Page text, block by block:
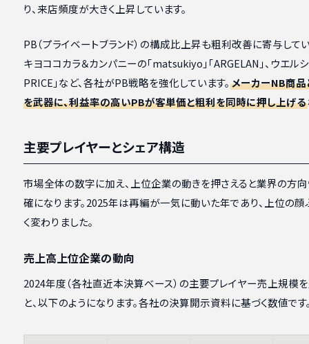
り、来店頻度が大きく上昇しています。
PB（プライベートブランド）の構成比上昇も粗利改善に寄与して
キヨココカラ＆カンパニーの「matsukiyo」「ARGELAN」、ウエル
PRICE」など、各社がPB戦略を強化しています。 メーカーNB商
を武器に、利益率の高いPBが客単価と粗利を同時に押し上げる
主要プレイヤーとシェア構造
市場全体の数字に加え、上位企業の動きを押さえると業界の方
確になります。2025年は再編が一気に動いた年であり、上位の顔
く変わりました。
売上高上位企業の動向
2024年度（各社直近本決算ベース）の主要プレイヤー売上規模
と、以下のようになります。各社の決算開示資料に基づく数値です